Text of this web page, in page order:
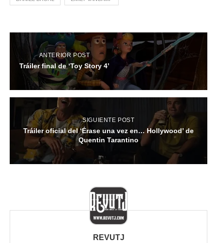
ANTERIOR POST
Tráiler final de ‘Toy Story 4’
SIGUIENTE POST
Tráiler oficial del ‘Érase una vez en… Hollywood’ de
Quentin Tarantino
REVUTJ